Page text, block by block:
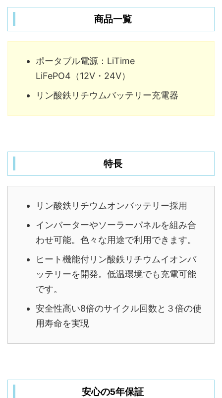
商品一覧
ポータブル電源：LiTime
LiFePO4（12V・24V）
リン酸鉄リチウムバッテリー充電器
特長
リン酸鉄リチウムオンバッテリー採用
インバーターやソーラーパネルを組み合
わせ可能。色々な用途で利用できます。
ヒート機能付リン酸鉄リチウムイオンバ
ッテリーを開発。低温環境でも充電可能
です。
安全性高い8倍のサイクル回数と３倍の使
用寿命を実現
安心の5年保証